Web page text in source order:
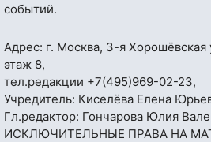
событий.
Адрес: г. Москва, 3-я Хорошёвская
этаж 8,
тел.редакции +7(495)969-02-23,
Учредитель: Киселёва Елена
Гл.редактор: Гончарова Юлия
ИСКЛЮЧИТЕЛЬНЫЕ ПРАВА НА